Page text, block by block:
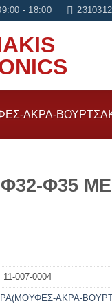
- 18:00
ΑΚΡΑ-
Φ35
11-007-0004
ΑΚΡΑ-